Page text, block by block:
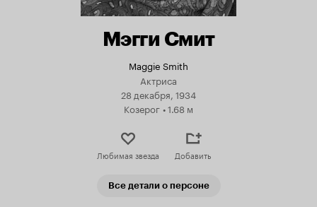
Мэгги Смит
Maggie Smith
Актриса
28 декабря, 1934
Козерог •1.68 м
Любимая звезда Добавить
Все детали о персоне